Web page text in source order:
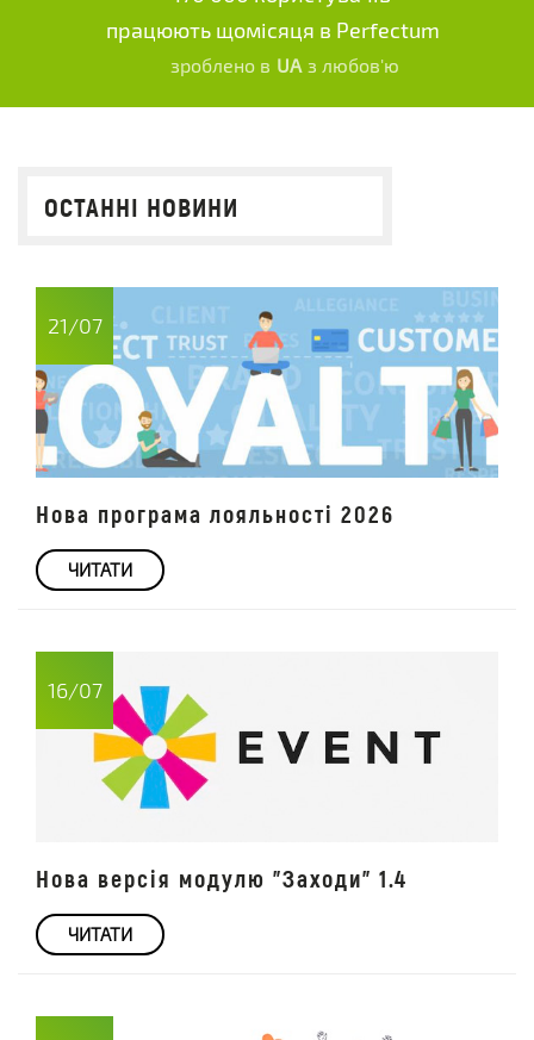
працюють щомісяця в Perfectum
зроблено в UA з любов'ю
ОСТАННІ НОВИНИ
21/07
Нова програма лояльності 2026
ЧИТАТИ
16/07
Нова версія модулю "Заходи" 1.4
ЧИТАТИ